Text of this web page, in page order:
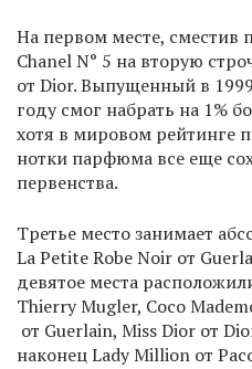
На первом месте, сместив
Chanel N° 5 на вторую
от Dior. Выпущенный в
году смог набрать на 1%
хотя в мировом рейтинге
нотки парфюма все еще
первенства.
Третье место занимает
La Petite Robe Noir от
девятое места
Thierry Mugler, Coco
от Guerlain, Miss Dior от
наконец Lady Million от